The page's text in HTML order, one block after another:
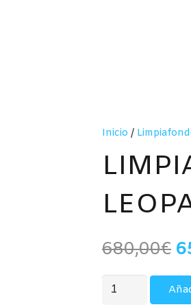
Inicio /
680,00€ El
LIMPIAFONDOS